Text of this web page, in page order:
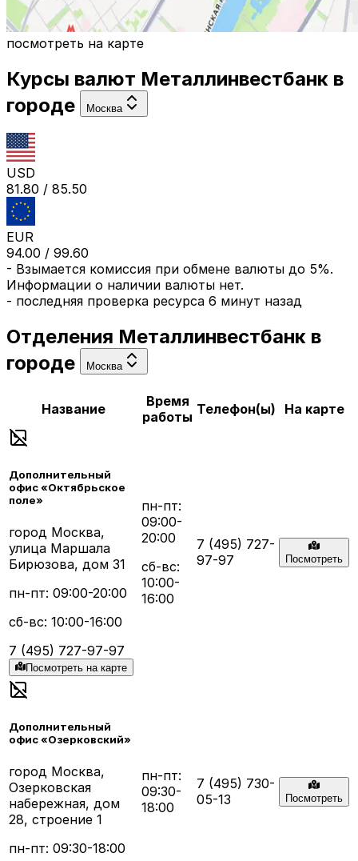
посмотреть на карте
Курсы валют Металлинвестбанк в
городе
Москва
USD
81.80 / 85.50
EUR
94.00 / 99.60
- Взымается комиссия при обмене валюты до 5%.
Информации о наличии валюты нет.
- последняя проверка ресурса 6 минут назад
Отделения Металлинвестбанк в
городе
Москва
Название
Время
работы Телефон(ы) На карте
Дополнительный
офис «Октябрьское
поле»
город Москва,
улица Маршала
Бирюзова, дом 31
пн-пт: 09:00-20:00
сб-вс: 10:00-16:00
7 (495) 727-97-97
Посмотреть на карте
пн-пт:
09:00-
20:00
сб-вс:
10:00-
16:00
7 (495) 727-
97-97
Посмотреть
Дополнительный
офис «Озерковский»
город Москва,
Озерковская
набережная, дом
28, строение 1
пн-пт: 09:30-18:00
пн-пт:
09:30-
18:00
7 (495) 730-
05-13
Посмотреть